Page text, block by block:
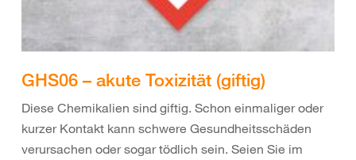
Schädigungen von Materialien und nicht auf
Gesundheitsschäden. Beispiele: Salzsäure,
Natronlauge, Flusssäure
GHS06 – akute Toxizität (giftig)
Diese Chemikalien sind giftig. Schon einmaliger oder
kurzer Kontakt kann schwere Gesundheitsschäden
verursachen oder sogar tödlich sein. Seien Sie im